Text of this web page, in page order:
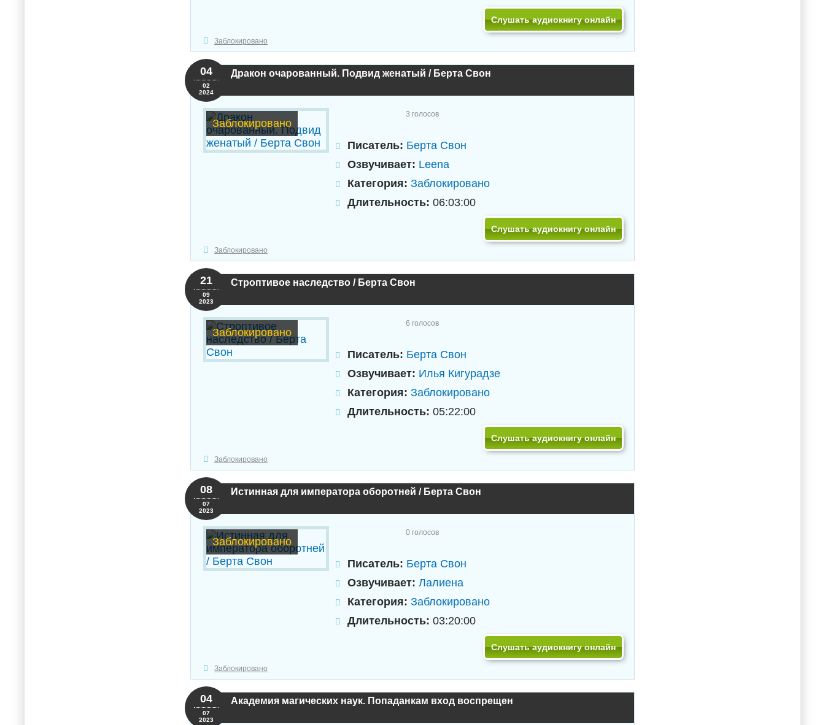
Слушать аудиокнигу онлайн
Заблокировано
Дракон очарованный. Подвид женатый / Берта Свон
04
02
2024
Заблокировано
3 голосов
Писатель: Берта Свон
Озвучивает: Leena
Категория: Заблокировано
Длительность: 06:03:00
Слушать аудиокнигу онлайн
Заблокировано
Строптивое наследство / Берта Свон
21
09
2023
Заблокировано
6 голосов
Писатель: Берта Свон
Озвучивает: Илья Кигурадзе
Категория: Заблокировано
Длительность: 05:22:00
Слушать аудиокнигу онлайн
Заблокировано
Истинная для императора оборотней / Берта Свон
08
07
2023
Заблокировано
0 голосов
Писатель: Берта Свон
Озвучивает: Лалиена
Категория: Заблокировано
Длительность: 03:20:00
Слушать аудиокнигу онлайн
Заблокировано
Академия магических наук. Попаданкам вход воспрещен
04
07
2023